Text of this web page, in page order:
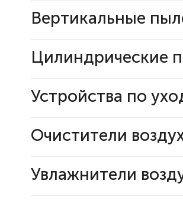
Вертикальные
Цилиндрические
Устройства по
Очистители
Увлажнители